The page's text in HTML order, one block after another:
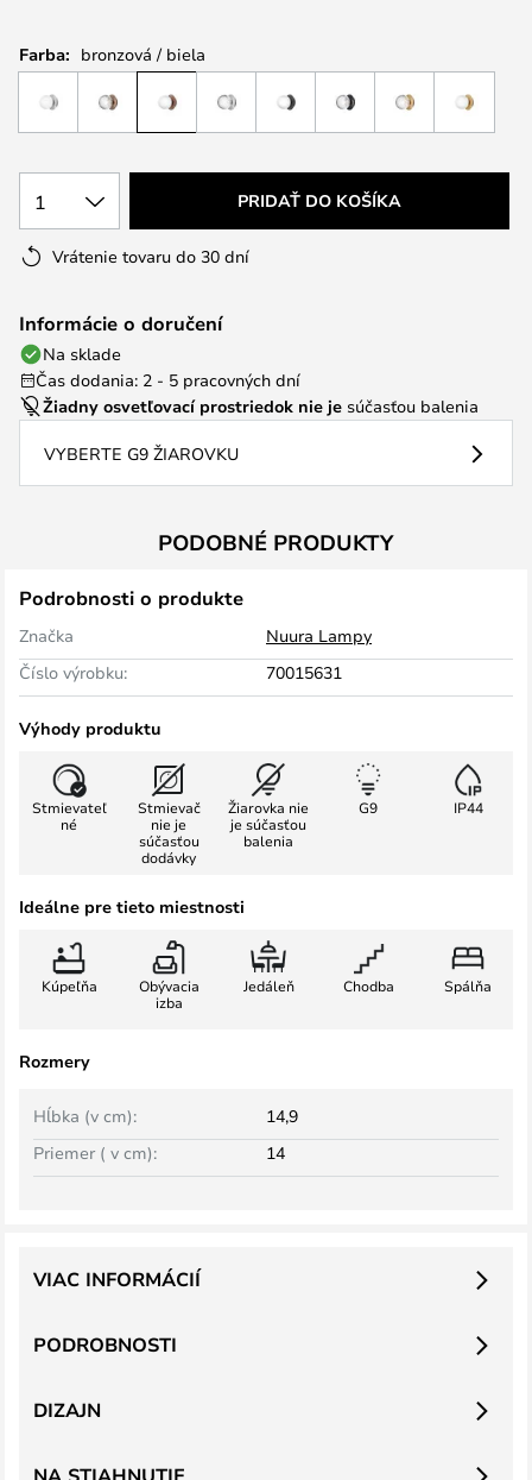
Farba: bronzová / biela
1 PRIDAŤ DO KOŠÍKA
Vrátenie tovaru do 30 dní
Informácie o doručení
Na sklade
Čas dodania: 2 - 5 pracovných dní
Žiadny osvetľovací prostriedok nie je súčasťou balenia
VYBERTE G9 ŽIAROVKU
PODOBNÉ PRODUKTY
Podrobnosti o produkte
Značka
Nuura Lampy
Číslo výrobku:
70015631
Výhody produktu
Stmievateľ
né
Stmievač
nie je
súčasťou
dodávky
Žiarovka nie
je súčasťou
balenia
G9 IP44
Ideálne pre tieto miestnosti
Kúpeľňa
Obývacia
izba
Jedáleň Chodba Spálňa
Rozmery
Hĺbka (v cm):
14,9
Priemer ( v cm):
14
PODROBNOSTI
VIAC INFORMÁCIÍ
DIZAJN